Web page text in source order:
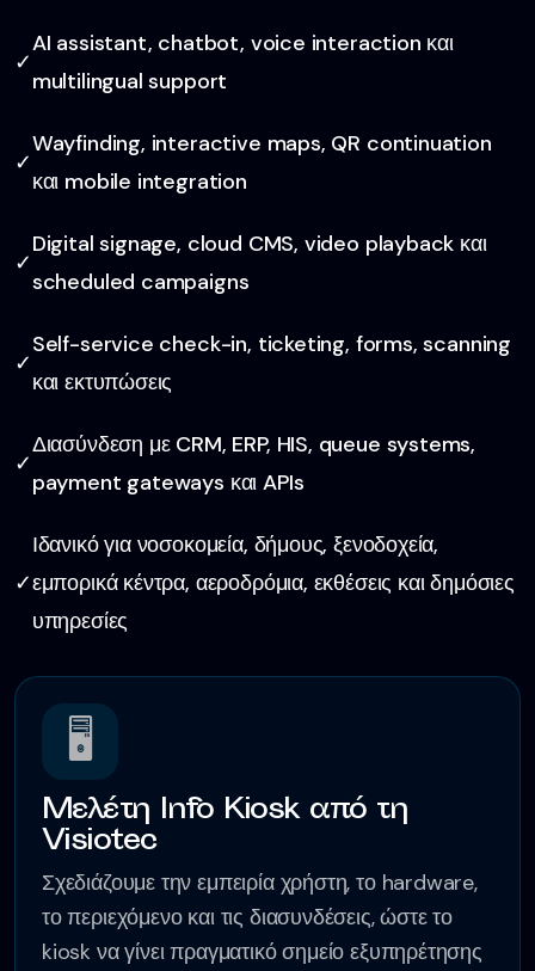
✓
AI assistant, chatbot, voice interaction και
multilingual support
✓
Wayfinding, interactive maps, QR continuation
και mobile integration
✓
Digital signage, cloud CMS, video playback και
scheduled campaigns
✓
Self-service check-in, ticketing, forms, scanning
και εκτυπώσεις
✓
Διασύνδεση με CRM, ERP, HIS, queue systems,
payment gateways και APIs
✓
Ιδανικό για νοσοκομεία, δήμους, ξενοδοχεία,
εμπορικά κέντρα, αεροδρόμια, εκθέσεις και δημόσιες
υπηρεσίες
🖥️
Μελέτη Info Kiosk από τη
Visiotec
Σχεδιάζουμε την εμπειρία χρήστη, το hardware,
το περιεχόμενο και τις διασυνδέσεις, ώστε το
kiosk να γίνει πραγματικό σημείο εξυπηρέτησης